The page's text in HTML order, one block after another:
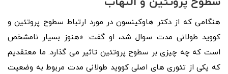
هنگامی که از دکتر هاوکینسون در مورد ارتباط سطوح پروتئین و
کووید طولانی مدت سوال شد، او گفت: «هنوز بسیار نامشخص
است که چه چیزی بر سطوح پروتئین تاثیر می گذارد. ما معتقدیم
که یکی از تئوری های اصلی کووید طولانی مدت مربوط به وضعیت